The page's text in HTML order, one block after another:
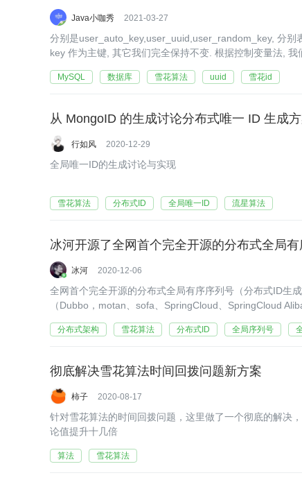
Java小咖秀 2021-03-27
分别是user_auto_key,user_uuid,user_random_key, 分别
key 作为主键, 其它我们完全保持不变. 根据控制变量法,
MySQL 数据库 雪花算法 uuid 雪花id
从 MongoID 的生成讨论分布式唯一 ID 生成
行如风 2020-12-29
全局唯一ID的生成讨论与实现
雪花算法 分布式ID 全局唯一ID 流星算法
冰河开源了全网首个完全开源的分布式全局
冰河 2020-12-06
全网首个完全开源的分布式全局有序序列号（分布式ID生
（Dubbo，motan、sofa、SpringCloud、SpringCloud
分布式架构 雪花算法 分布式ID 全局序列号
彻底解决雪花算法时间回拨问题新方案
柿子 2020-08-17
针对雪花算法的时间回拨问题，这里做了一个彻底的解决
论值提升十几倍
算法 雪花算法